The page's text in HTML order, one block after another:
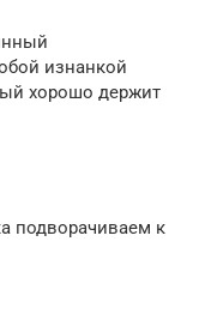
изнанкой
хорошо держит
подворачиваем к